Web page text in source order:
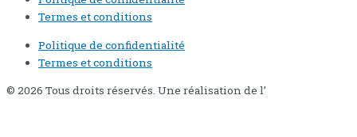
Termes et conditions
Politique de confidentialité
Termes et conditions
© 2026 Tous droits réservés. Une réalisation de l’